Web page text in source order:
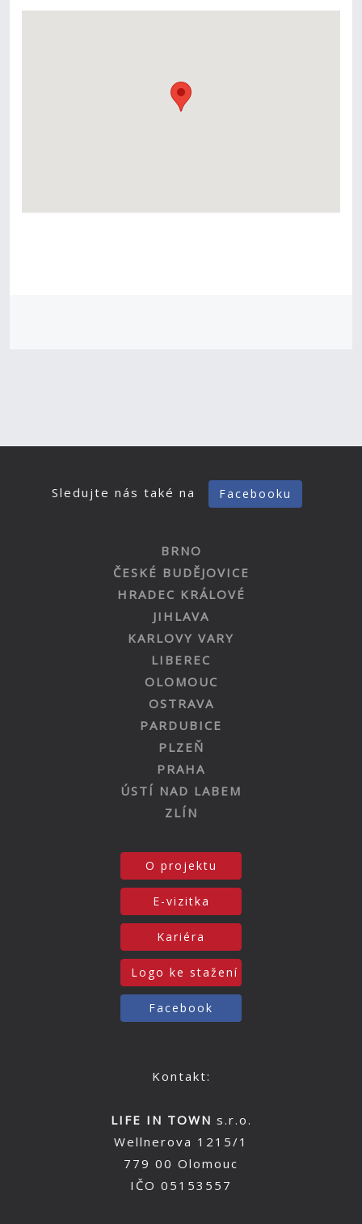
Sledujte nás také na Facebooku
BRNO
ČESKÉ BUDĚJOVICE
HRADEC KRÁLOVÉ
JIHLAVA
KARLOVY VARY
LIBEREC
OLOMOUC
OSTRAVA
PARDUBICE
PLZEŇ
PRAHA
ÚSTÍ NAD LABEM
ZLÍN
O projektu
E-vizitka
Kariéra
Logo ke stažení
Facebook
Kontakt:
LIFE IN TOWN s.r.o.
Wellnerova 1215/1
779 00 Olomouc
IČO 05153557